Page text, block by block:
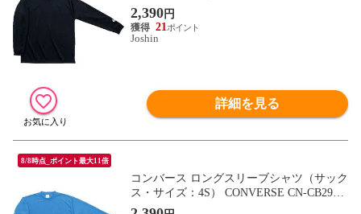
24L-1900-4S 【返品種別A】
2,390円
21
Joshin
詳細を見る
8/8時点_ポイント最大11倍
コンバース ロングスリーブシャツ（サック
ス・サイズ：4S） CONVERSE CN-CB2913
24L-2200-4S 【返品種別A】